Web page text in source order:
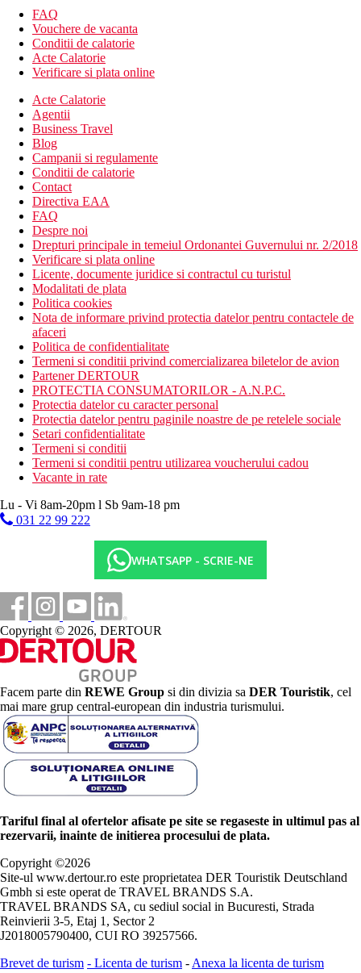
FAQ
Vouchere de vacanta
Conditii de calatorie
Acte Calatorie
Verificare si plata online
Acte Calatorie
Agentii
Business Travel
Blog
Campanii si regulamente
Conditii de calatorie
Contact
Directiva EAA
FAQ
Despre noi
Drepturi principale in temeiul Ordonantei Guvernului nr. 2/2018
Verificare si plata online
Licente, documente juridice si contractul cu turistul
Modalitati de plata
Politica cookies
Nota de informare privind protectia datelor pentru contactele de
afaceri
Politica de confidentialitate
Termeni si conditii privind comercializarea biletelor de avion
Partener DERTOUR
PROTECTIA CONSUMATORILOR - A.N.P.C.
Protectia datelor cu caracter personal
Protectia datelor pentru paginile noastre de pe retelele sociale
Setari confidentialitate
Termeni si conditii
Termeni si conditii pentru utilizarea voucherului cadou
Vacante in rate
Lu - Vi 8am-20pm l Sb 9am-18 pm
031 22 99 222
WHATSAPP - SCRIE-NE
Copyright © 2026, DERTOUR
Facem parte din REWE Group si din divizia sa DER Touristik, cel
mai mare grup central-european din industria turismului.
Tariful final al ofertelor afisate pe site se regaseste in ultimul pas al
rezervarii, inainte de initierea procesului de plata.
Copyright ©2026
Site-ul www.dertour.ro este proprietatea DER Touristik Deutschland
Gmbh si este operat de TRAVEL BRANDS S.A.
TRAVEL BRANDS SA, cu sediul social in Bucuresti, Strada
Reinvierii 3-5, Etaj 1, Sector 2
J2018005790400, CUI RO 39257566.
Brevet de turism - Licenta de turism - Anexa la licenta de turism